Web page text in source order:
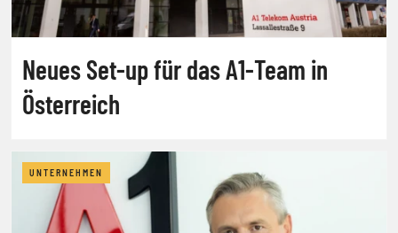
Neues Set-up für das A1-Team in
Österreich
UNTERNEHMEN